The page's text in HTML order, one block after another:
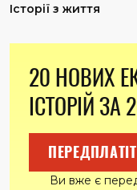
Історії з життя
20 НОВИХ
ІСТОРІЙ ЗА
Ви вже є